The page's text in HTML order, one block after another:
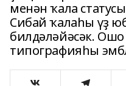
менән ҡала
Сибай ҡалаһы үҙ
билдәләйәсәк.
типографияһы